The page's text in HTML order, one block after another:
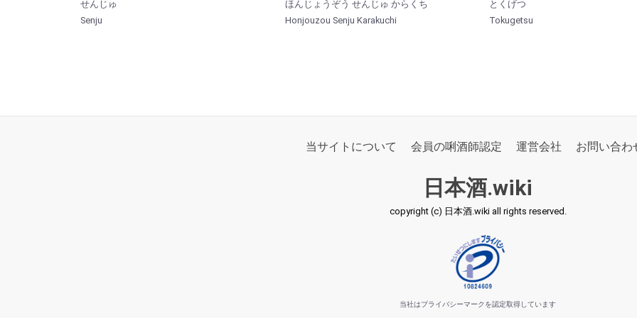
せんじゅ
Senju
ほんじょうぞう せんじゅ からくち
Honjouzou Senju Karakuchi
とくげつ
Tokugetsu
当サイトについて 会員の唎酒師認定 運営会社 お問い合わ
日本酒.wiki
copyright (c) 日本酒.wiki all rights reserved.
当社はプライバシーマークを認定取得しています